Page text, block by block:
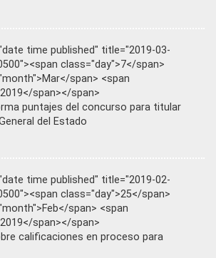
time published" title="2019-03-
class="day">7</span>
span> <span
span></span>
puntajes del concurso para titular
del Estado
time published" title="2019-02-
class="day">25</span>
span> <span
span></span>
calificaciones en proceso para